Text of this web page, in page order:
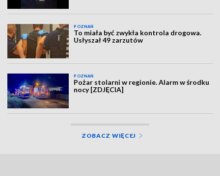
POZNAŃ
To miała być zwykła kontrola drogowa.
Usłyszał 49 zarzutów
POZNAŃ
Pożar stolarni w regionie. Alarm w środku
nocy [ZDJĘCIA]
ZOBACZ WIĘCEJ